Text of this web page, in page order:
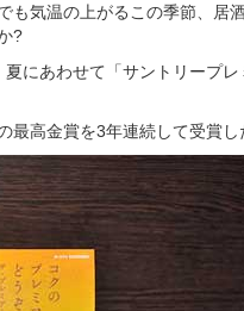
も気温の上がるこの季節、居
?
夏にあわせて「サントリープ
最高金賞を3年連続して受賞し